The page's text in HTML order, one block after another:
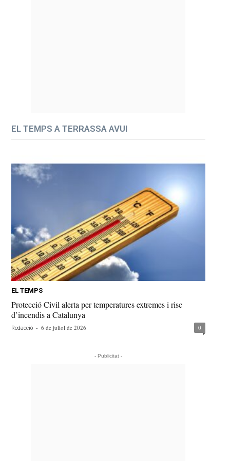
EL TEMPS A TERRASSA AVUI
EL TEMPS
Protecció Civil alerta per temperatures extremes i risc
d’incendis a Catalunya
Redacció - 6 de juliol de 2026 0
- Publicitat -